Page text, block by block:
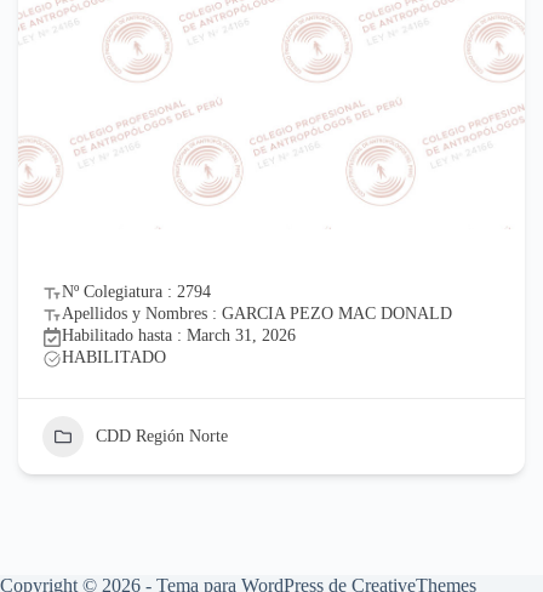
Nº Colegiatura : 2794
Apellidos y Nombres : GARCIA PEZO MAC DONALD
Habilitado hasta : March 31, 2026
HABILITADO
CDD Región Norte
Copyright © 2026 - Tema para WordPress de CreativeThemes